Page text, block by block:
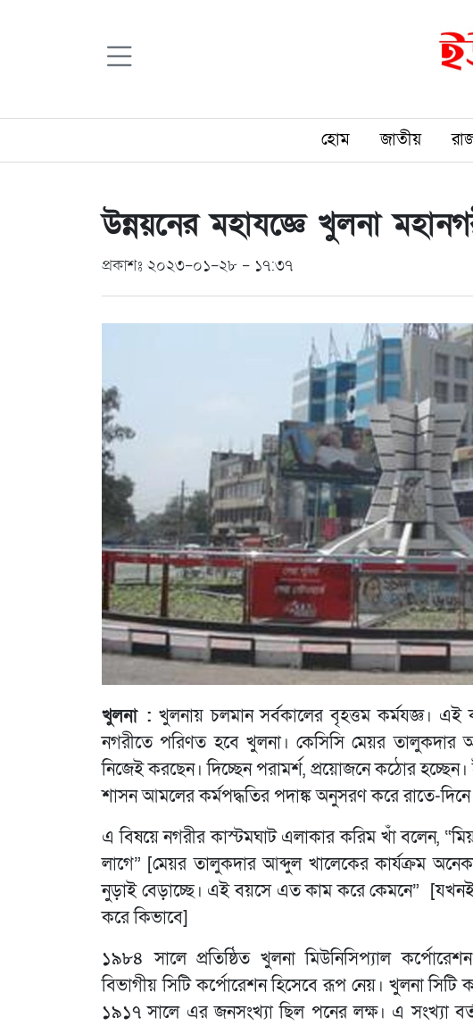
হোম জাতীয়
উন্নয়নের মহাযজ্ঞে খুলনা
প্রকাশঃ ২০২৩-০১-২৮ - ১৭:৩৭
খুলনা : খুলনায় চলমান সর্বকালের বৃহত্তম কর্মযজ্ঞ। এই
নগরীতে পরিণত হবে খুলনা। কেসিসি মেয়র তালুকদার
নিজেই করছেন। দিচ্ছেন পরামর্শ, প্রয়োজনে কঠোর
শাসন আমলের কর্মপদ্ধতির পদাঙ্ক অনুসরণ করে রাতে-দিনে
এ বিষয়ে নগরীর কাস্টমঘাট এলাকার করিম খাঁ বলেন,
লাগে” [মেয়র তালুকদার আব্দুল খালেকের কার্যক্রম
নুড়াই বেড়াচ্ছে। এই বয়সে এত কাম করে কেমনে”
করে কিভাবে]
১৯৮৪ সালে প্রতিষ্ঠিত খুলনা মিউনিসিপ্যাল
বিভাগীয় সিটি কর্পোরেশন হিসেবে রূপ নেয়। খুলনা
১৯১৭ সালে এর জনসংখ্যা ছিল পনের লক্ষ। এ সংখ্যা